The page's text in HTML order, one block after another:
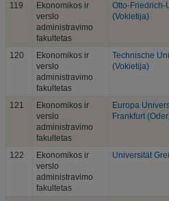
119
Ekonomikos ir
verslo
administravimo
fakultetas
Otto-Friedrich-
(Vokietija)
120
Ekonomikos ir
verslo
administravimo
fakultetas
Technische
(Vokietija)
121
Ekonomikos ir
verslo
administravimo
fakultetas
Europa
Frankfurt
122
Ekonomikos ir
verslo
administravimo
fakultetas
Universität